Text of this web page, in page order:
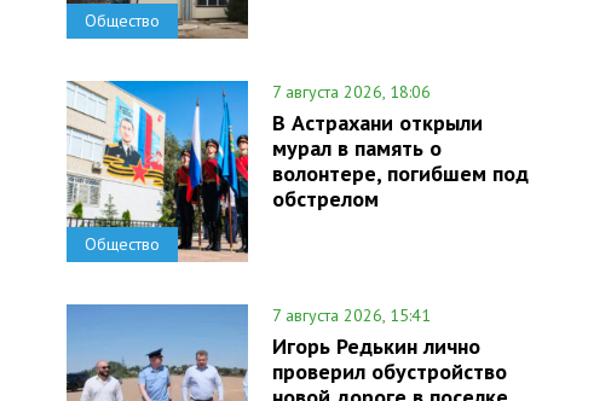
Общество
Общество
7 августа 2026, 18:06
В Астрахани открыли
мурал в память о
волонтере, погибшем под
обстрелом
7 августа 2026, 15:41
Игорь Редькин лично
проверил обустройство